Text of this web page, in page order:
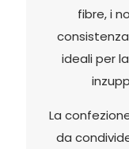
fibre, i
ideali per
La
da